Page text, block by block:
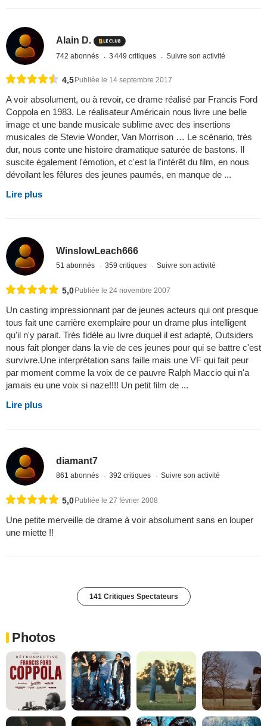
Alain D.
742 abonnés 3 449 critiques Suivre son activité
4,5 Publiée le 14 septembre 2017
A voir absolument, ou à revoir, ce drame réalisé par Francis Ford
Coppola en 1983. Le réalisateur Américain nous livre une belle
image et une bande musicale sublime avec des insertions
musicales de Stevie Wonder, Van Morrison … Le scénario, très
dur, nous conte une histoire dramatique saturée de bastons. Il
suscite également l'émotion, et c'est la l'intérêt du film, en nous
dévoilant les fêlures des jeunes paumés, en manque de ...
Lire plus
WinslowLeach666
51 abonnés 359 critiques Suivre son activité
5,0Publiée le 24 novembre 2007
Un casting impressionnant par de jeunes acteurs qui ont presque
tous fait une carrière exemplaire pour un drame plus intelligent
qu'il n'y parait. Très fidèle au livre duquel il est adapté, Outsiders
nous fait plonger dans la vie de ces jeunes pour qui se battre c'est
survivre.Une interprétation sans faille mais une VF qui fait peur
par moment comme la voix de ce pauvre Ralph Maccio qui n'a
jamais eu une voix si naze!!!! Un petit film de ...
Lire plus
diamant7
861 abonnés 392 critiques Suivre son activité
5,0Publiée le 27 février 2008
Une petite merveille de drame à voir absolument sans en louper
une miette !!
141 Critiques Spectateurs
Photos